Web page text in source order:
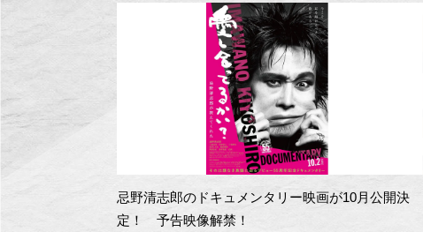
忌野清志郎のドキュメンタリー映画が10月公開決
定！ 予告映像解禁！